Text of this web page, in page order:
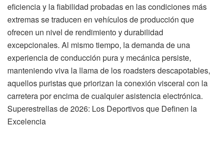
eficiencia y la fiabilidad probadas en las condiciones más
extremas se traducen en vehículos de producción que
ofrecen un nivel de rendimiento y durabilidad
excepcionales. Al mismo tiempo, la demanda de una
experiencia de conducción pura y mecánica persiste,
manteniendo viva la llama de los roadsters descapotables,
aquellos puristas que priorizan la conexión visceral con la
carretera por encima de cualquier asistencia electrónica.
Superestrellas de 2026: Los Deportivos que Definen la
Excelencia